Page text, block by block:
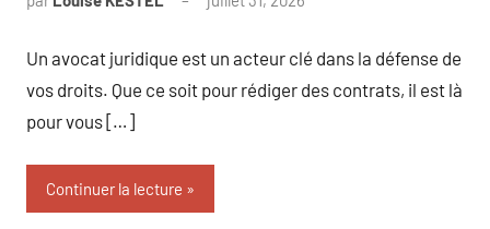
Un avocat juridique est un acteur clé dans la défense de
vos droits. Que ce soit pour rédiger des contrats, il est là
pour vous […]
Continuer la lecture